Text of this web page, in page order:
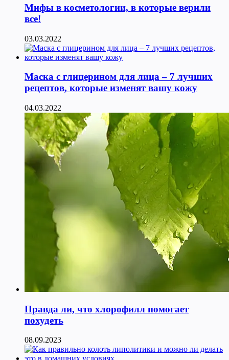
Мифы в косметологии, в которые верили
все!
03.03.2022
Маска с глицерином для лица – 7 лучших
рецептов, которые изменят вашу кожу
04.03.2022
Правда ли, что хлорофилл помогает
похудеть
08.09.2023